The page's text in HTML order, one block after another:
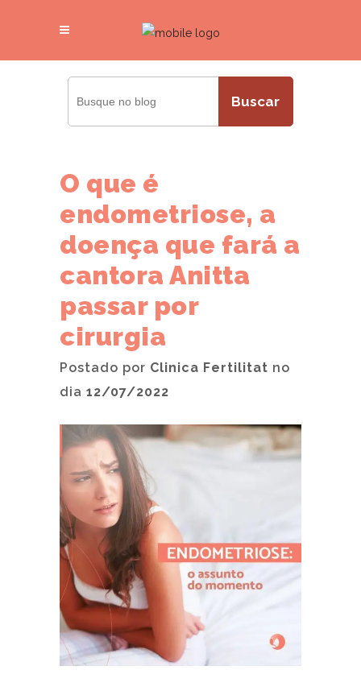
Buscar
O que é
endometriose, a
doença que fará a
cantora Anitta
passar por
cirurgia
Postado por Clinica Fertilitat no
dia 12/07/2022